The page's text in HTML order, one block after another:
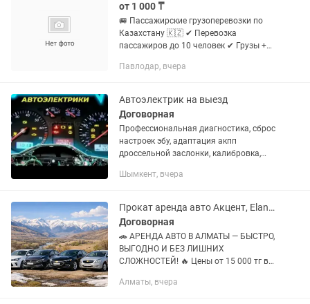
от 1 000 ₸
🚐 Пассажирские грузоперевозки по
Казахстану 🇰🇿 ✔ Перевозка
пассажиров до 10 человек ✔ Грузы +
всем регионам Казахстана ✔
(безналичный...
Павлодар, вчера
Автоэлектрик на выезд
Договорная
Профессиональная диагностика, сброс
настроек эбу, адаптация акпп
дроссельной заслонки, калибровка,
марок легкового траспорта - Launch
Шымкент, вчера
Прокат аренда авто Акцент, Elantra, Поло (Polo) Rio и другие авто
Договорная
🚗 АРЕНДА АВТО В АЛМАТЫ — БЫСТРО,
ВЫГОДНО И БЕЗ ЛИШНИХ
СЛОЖНОСТЕЙ! 🔥 Цены от 15 000 тг в
больше скидка 🔥 Чистые и ухоженные
Алматы, вчера